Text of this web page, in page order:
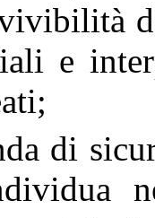
e
di